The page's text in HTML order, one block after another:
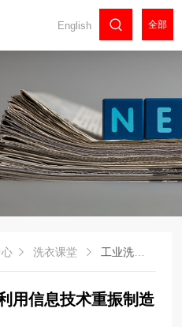
English 全部
洗衣课堂 工业洗衣机厂家介绍利用信息技术重振制造业
用信息技术重振制造